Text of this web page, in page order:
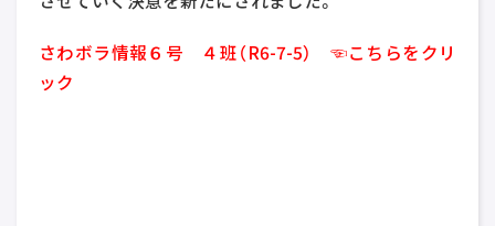
さわボラ情報６号 ４班（R6-7-5） ☜こちらをクリ
ック